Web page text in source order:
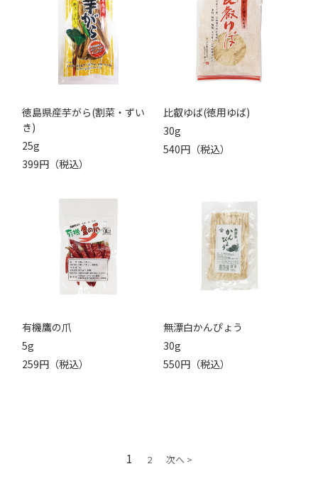
徳島県産芋がら(割菜・ずい
き)
25g
399円（税込）
比叡ゆば(徳用ゆば)
30g
540円（税込）
有機鷹の爪
5g
259円（税込）
無漂白かんぴょう
30g
550円（税込）
1 2 次へ >